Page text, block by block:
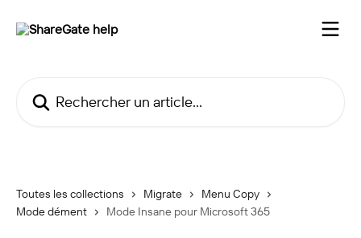
Toutes les collections Migrate
Menu Copy
Mode dément
Mode Insane pour Microsoft 365